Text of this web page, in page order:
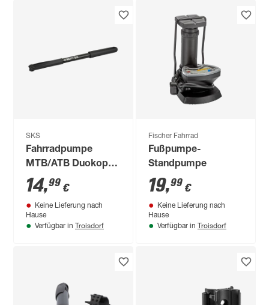
SKS
Fahrradpumpe
MTB/ATB Duokopf
schwarz
14,99 €
Keine Lieferung nach
Hause
Verfügbar in Troisdorf
Fischer Fahrrad
Fußpumpe-
Standpumpe
19,99 €
Keine Lieferung nach
Hause
Verfügbar in Troisdorf